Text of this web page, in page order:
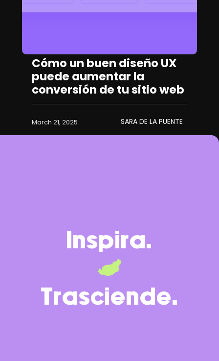
Cómo un buen diseño UX
puede aumentar la
conversión de tu sitio web
March 21, 2025 SARA DE LA PUENTE
Inspira.
Trasciende.